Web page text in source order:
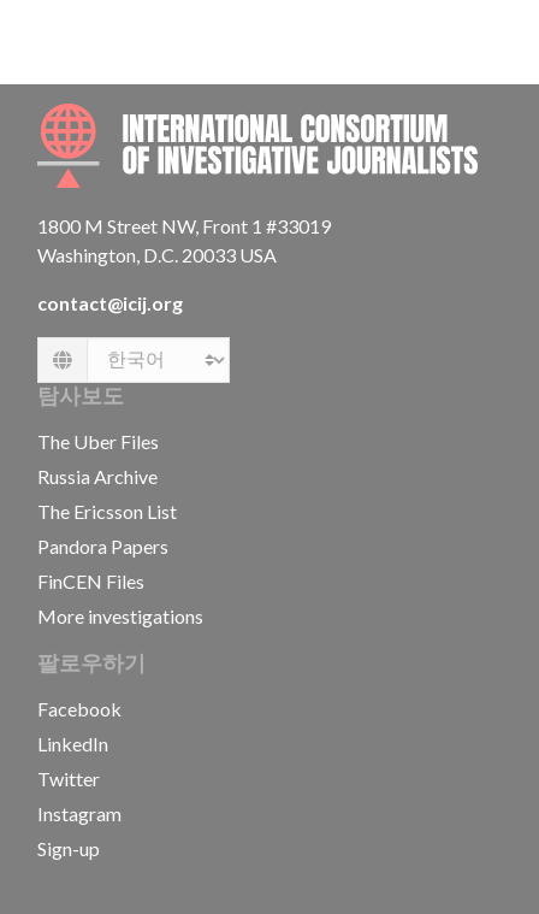
1800 M Street NW, Front 1 #33019
Washington, D.C. 20033 USA
contact@icij.org
Language
탐사보도
The Uber Files
Russia Archive
The Ericsson List
Pandora Papers
FinCEN Files
More investigations
팔로우하기
Facebook
LinkedIn
Twitter
Instagram
Sign-up